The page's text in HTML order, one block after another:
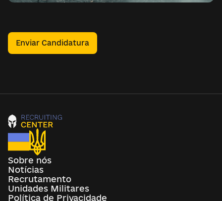
Enviar Candidatura
Sobre nós
Notícias
Recrutamento
Unidades Militares
Política de Privacidade